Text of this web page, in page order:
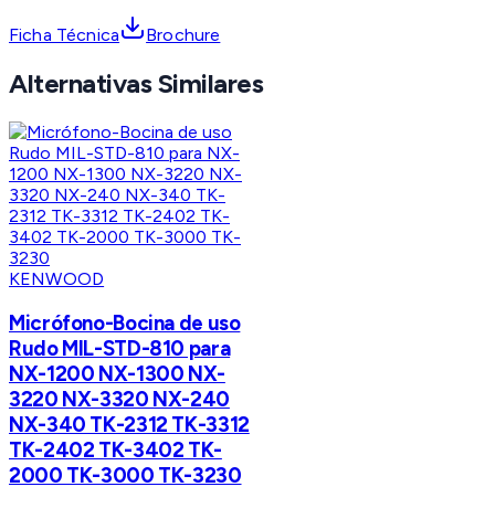
Ficha Técnica Brochure
Alternativas Similares
KENWOOD
Micrófono-Bocina de uso
Rudo MIL-STD-810 para
NX-1200 NX-1300 NX-
3220 NX-3320 NX-240
NX-340 TK-2312 TK-3312
TK-2402 TK-3402 TK-
2000 TK-3000 TK-3230